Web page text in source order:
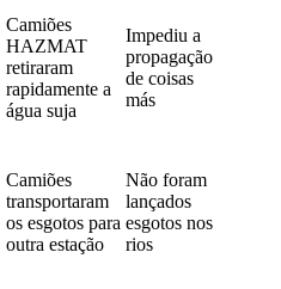
Camiões
HAZMAT
retiraram
rapidamente a
água suja
Impediu a
propagação
de coisas
más
Camiões
transportaram
os esgotos para
outra estação
Não foram
lançados
esgotos nos
rios